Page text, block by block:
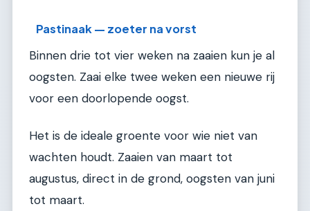
Pastinaak — zoeter na vorst
Binnen drie tot vier weken na zaaien kun je al
oogsten. Zaai elke twee weken een nieuwe rij
voor een doorlopende oogst.
Het is de ideale groente voor wie niet van
wachten houdt. Zaaien van maart tot
augustus, direct in de grond, oogsten van juni
tot maart.